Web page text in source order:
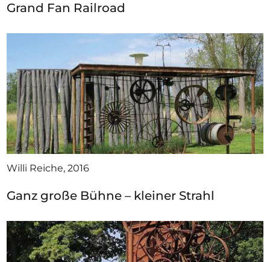
Grand Fan Railroad
Willi Reiche, 2016
Ganz große Bühne – kleiner Strahl